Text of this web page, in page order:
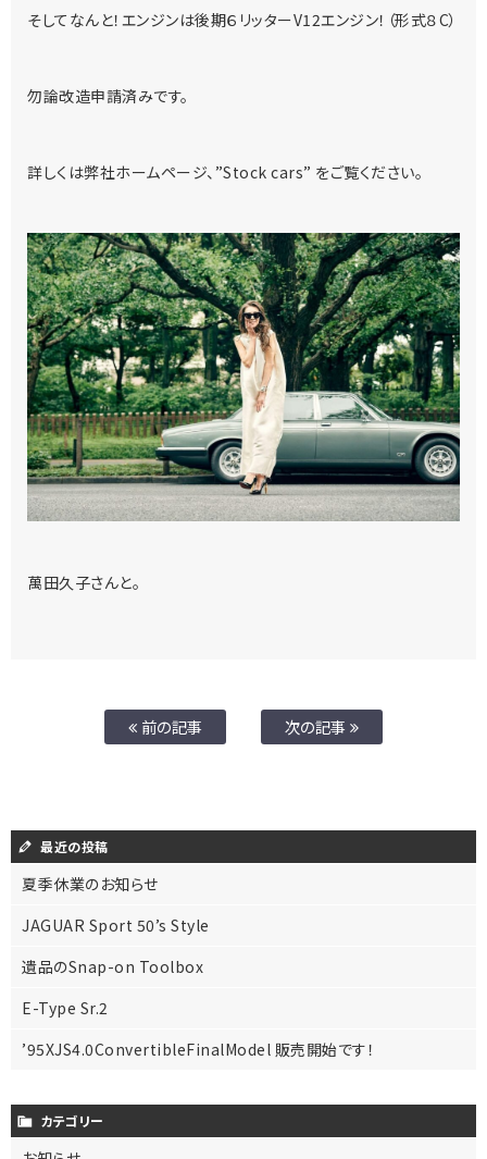
そしてなんと！エンジンは後期６リッターV12エンジン！（形式８C）
勿論改造申請済みです。
詳しくは弊社ホームページ、”Stock cars” をご覧ください。
萬田久子さんと。
前の記事 次の記事
最近の投稿
夏季休業のお知らせ
JAGUAR Sport 50’s Style
遺品のSnap-on Toolbox
E-Type Sr.2
’95XJS4.0ConvertibleFinalModel 販売開始です！
カテゴリー